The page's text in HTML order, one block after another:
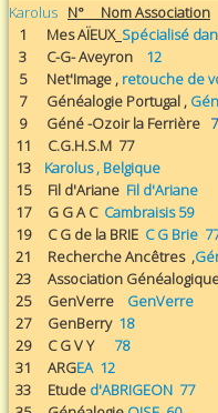
Karolus N° Nom Association
1 Mes AÏEUX Spécialisé
3 C-G- Aveyron 12
5 Net'Image , retouche de
7
Généalogie Portugal ,
9 Géné -Ozoir la Ferrière
11
C.G.H.S.M 77
13
Karolus , Belgique
15 Fil d'Ariane Fil d'Ariane
17 G G A C Cambraisis 59
19 C G de la BRIE C G Brie
21 Recherche Ancêtres ,
23 Association Généalogique
25 GenVerre GenVerre
27
GenBerry 18
29 C G V Y 78
31 ARGEA 12
33 Etude d'ABRIGEON 77